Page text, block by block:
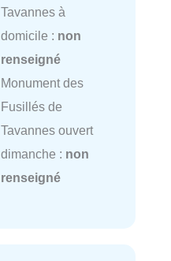
Tavannes à
domicile : non
renseigné
Monument des
Fusillés de
Tavannes ouvert
dimanche : non
renseigné